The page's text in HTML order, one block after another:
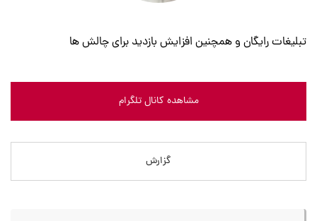
تبلیغات رایگان و همچنین افزایش بازدید برای چالش ها
مشاهده کانال تلگرام
گزارش